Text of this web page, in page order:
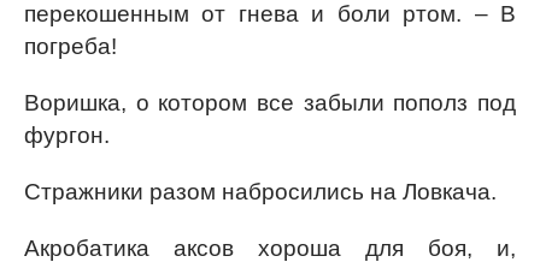
перекошенным от гнева и боли ртом. – В
погреба!
Воришка, о котором все забыли пополз под
фургон.
Стражники разом набросились на Ловкача.
Акробатика аксов хороша для боя, и,